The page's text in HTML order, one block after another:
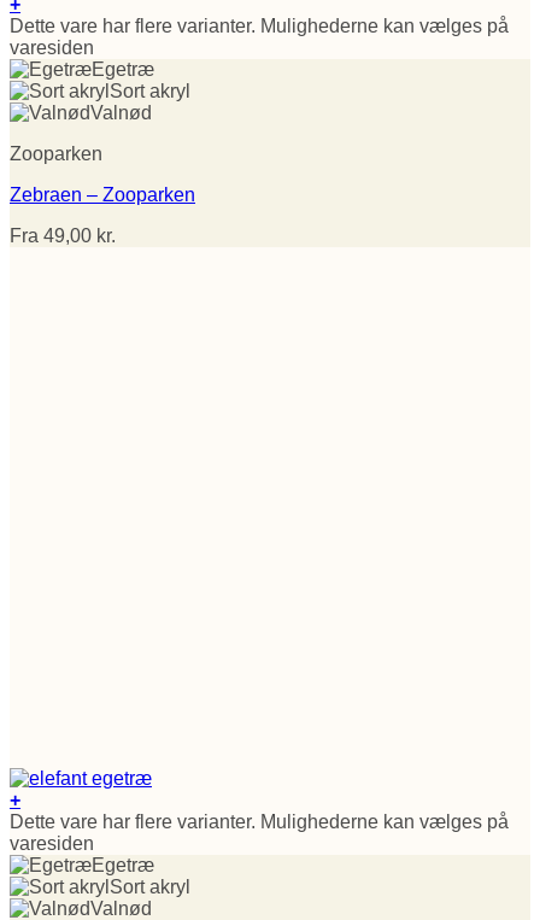
+
Dette vare har flere varianter. Mulighederne kan vælges på
varesiden
Egetræ
Sort akryl
Valnød
Zooparken
Zebraen – Zooparken
Fra 49,00 kr.
+
Dette vare har flere varianter. Mulighederne kan vælges på
varesiden
Egetræ
Sort akryl
Valnød